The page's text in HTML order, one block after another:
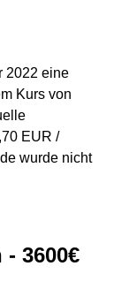
2022 eine
Kurs von
EUR /
wurde nicht
3600€